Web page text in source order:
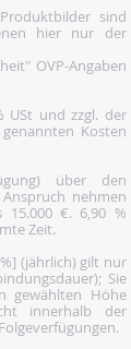
sind
hier nur der
OVP-Angaben
USt und zzgl. der
Kosten
über den
nehmen
15.000 €. 6,90 %
Zeit.
(jährlich) gilt nur
Sie
gewählten Höhe
innerhalb der